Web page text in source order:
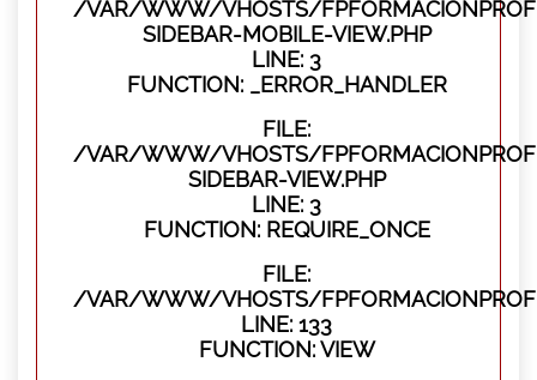
/VAR/WWW/VHOSTS/
SIDEBAR-MOBILE-VIEW.PHP
LINE: 3
FUNCTION: _ERROR_HANDLER
FILE:
/VAR/WWW/VHOSTS/
SIDEBAR-VIEW.PHP
LINE: 3
FUNCTION: REQUIRE_ONCE
FILE:
/VAR/WWW/VHOSTS/
LINE: 133
FUNCTION: VIEW